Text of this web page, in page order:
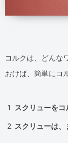
コルクは、どんな
おけば、簡単にコ
スクリューを
スクリューは